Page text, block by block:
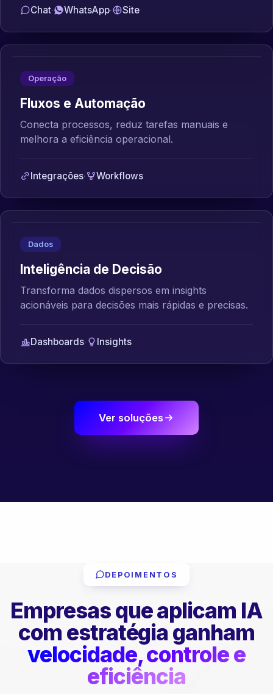
Chat· WhatsApp· Site
Operação
Fluxos e Automação
Conecta processos, reduz tarefas manuais e
melhora a eficiência operacional.
Integrações· Workflows
Dados
Inteligência de Decisão
Transforma dados dispersos em insights
acionáveis para decisões mais rápidas e precisas.
Dashboards· Insights
Ver soluções
DEPOIMENTOS
Empresas que aplicam IA
com estratégia ganham
velocidade, controle e
eficiência